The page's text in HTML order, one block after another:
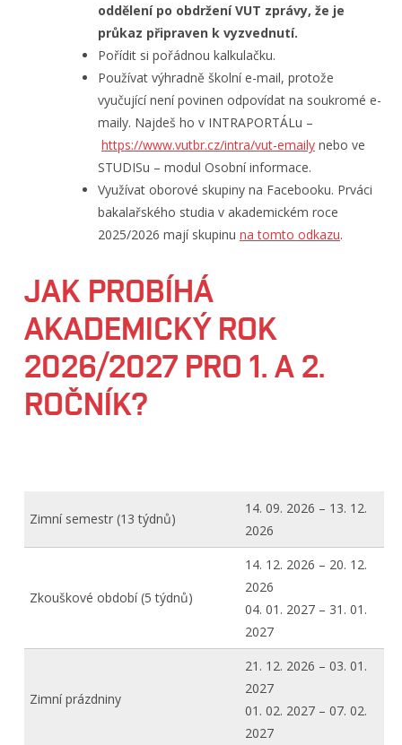
oddělení po obdržení VUT zprávy, že je
průkaz připraven k vyzvednutí.
Pořídit si pořádnou kalkulačku.
Používat výhradně školní e-mail, protože
vyučující není povinen odpovídat na soukromé e-
maily. Najdeš ho v INTRAPORTÁLu –
https://www.vutbr.cz/intra/vut-emaily nebo ve
STUDISu – modul Osobní informace.
Využívat oborové skupiny na Facebooku. Prváci
bakalařského studia v akademickém roce
2025/2026 mají skupinu na tomto odkazu.
JAK PROBÍHÁ
AKADEMICKÝ ROK
2026/2027 PRO 1. A 2.
ROČNÍK?
Zimní semestr (13 týdnů)
14. 09. 2026 – 13. 12.
2026
Zkouškové období (5 týdnů)
14. 12. 2026 – 20. 12.
2026
04. 01. 2027 – 31. 01.
2027
Zimní prázdniny
21. 12. 2026 – 03. 01.
2027
01. 02. 2027 – 07. 02.
2027